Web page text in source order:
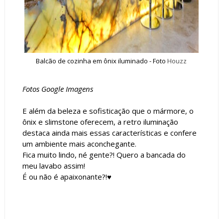
Balcão de cozinha em ônix iluminado - FotoHouzz
Fotos Google Imagens
E além da beleza e sofisticação que o mármore, o
ônix e slimstone oferecem, a retro iluminação
destaca ainda mais essas características e confere
um ambiente mais aconchegante.
Fica muito lindo, né gente?! Quero a bancada do
meu lavabo assim!
É ou não é apaixonante?!♥